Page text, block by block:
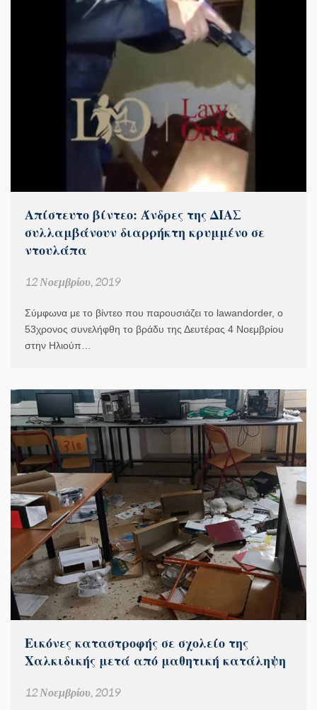
Aπίστευτο βίντεο: Άνδρες της ΔΙΑΣ
συλλαμβάνουν διαρρήκτη κρυμμένο σε
ντουλάπα
12 Νοεμβρίου, 2019
Σύμφωνα με το βίντεο που παρουσιάζει το lawandorder, ο
53χρονος συνελήφθη το βράδυ της Δευτέρας 4 Νοεμβρίου
στην Ηλιούπ…
Εικόνες καταστροφής σε σχολείο της
Χαλκιδικής μετά από μαθητική κατάληψη
12 Νοεμβρίου, 2019